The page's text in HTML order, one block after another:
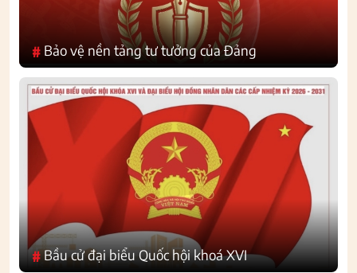
# Bảo vệ nền tảng tư tưởng của Đảng
#Bầu cử đại biểu Quốc hội khoá XVI